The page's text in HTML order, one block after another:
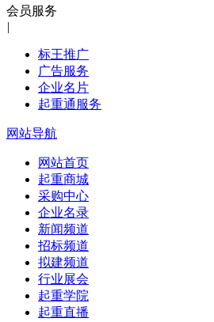
会员服务
|
标王推广
广告服务
企业名片
起重通服务
网站导航
网站首页
起重商城
采购中心
企业名录
新闻频道
招标频道
拟建频道
行业展会
起重学院
起重直播